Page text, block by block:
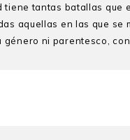
tantas batallas
aquellas en las que
ni parentesco,